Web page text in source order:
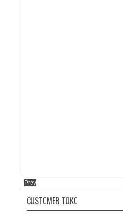
Prev
CUSTOMER TOKO